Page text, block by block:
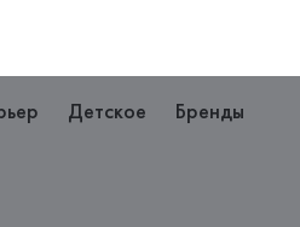
Детское Бренды